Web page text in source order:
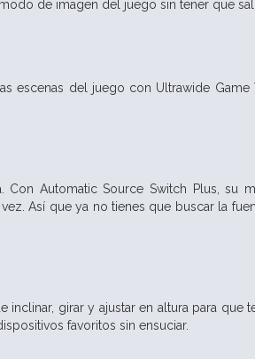
de imagen del juego sin tener que
escenas del juego con Ultrawide Game
Automatic Source Switch Plus, su
Así que ya no tienes que buscar la
girar y ajustar en altura para que
favoritos sin ensuciar.